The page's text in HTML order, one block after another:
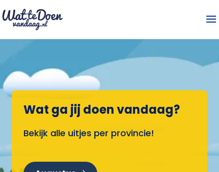
Wat ga jij doen vandaag?
Bekijk alle uitjes per provincie!